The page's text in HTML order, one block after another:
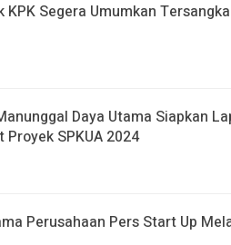
KPK Segera Umumkan
Daya Utama Siapkan
SPKUA 2024
Perusahaan Pers Start Up